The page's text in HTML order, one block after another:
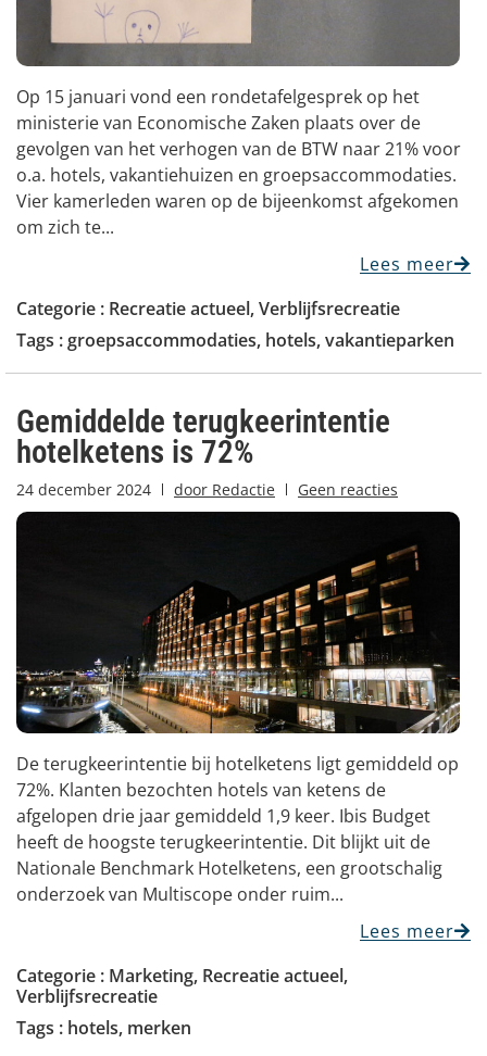
Op 15 januari vond een rondetafelgesprek op het
ministerie van Economische Zaken plaats over de
gevolgen van het verhogen van de BTW naar 21% voor
o.a. hotels, vakantiehuizen en groepsaccommodaties.
Vier kamerleden waren op de bijeenkomst afgekomen
om zich te...
Lees meer
Categorie : Recreatie actueel,Verblijfsrecreatie
Tags :groepsaccommodaties, hotels,vakantieparken
Gemiddelde terugkeerintentie
hotelketens is 72%
24 december 2024 door Redactie Geen reacties
De terugkeerintentie bij hotelketens ligt gemiddeld op
72%. Klanten bezochten hotels van ketens de
afgelopen drie jaar gemiddeld 1,9 keer. Ibis Budget
heeft de hoogste terugkeerintentie. Dit blijkt uit de
Nationale Benchmark Hotelketens, een grootschalig
onderzoek van Multiscope onder ruim...
Lees meer
Categorie : Marketing, Recreatie actueel,
Verblijfsrecreatie
Tags : hotels, merken